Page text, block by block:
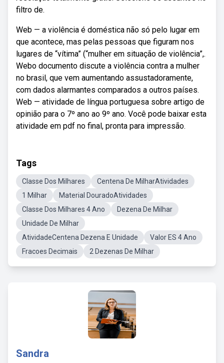
filtro de.
Web — a violência é doméstica não só pelo lugar em
que acontece, mas pelas pessoas que figuram nos
lugares de “vítima” (“mulher em situação de violência”,.
Webo documento discute a violência contra a mulher
no brasil, que vem aumentando assustadoramente,
com dados alarmantes comparados a outros países.
Web — atividade de língua portuguesa sobre artigo de
opinião para o 7º ano ao 9º ano. Você pode baixar esta
atividade em pdf no final, pronta para impressão.
Tags
Classe Dos Milhares
Centena De MilharAtividades
1 Milhar
Material DouradoAtividades
Classe Dos Milhares 4 Ano
Dezena De Milhar
Unidade De Milhar
AtividadeCentena Dezena E Unidade
Valor ES 4 Ano
Fracoes Decimais
2 Dezenas De Milhar
Sandra